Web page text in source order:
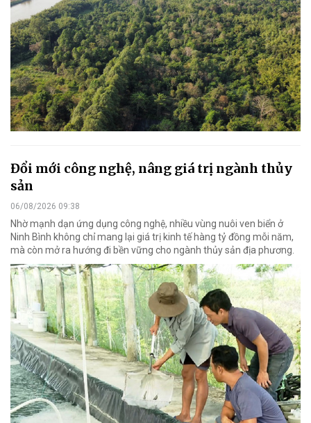
Đổi mới công nghệ, nâng giá trị ngành thủy
sản
06/08/2026 09:38
Nhờ mạnh dạn ứng dụng công nghệ, nhiều vùng nuôi ven biển ở
Ninh Bình không chỉ mang lại giá trị kinh tế hàng tỷ đồng mỗi năm,
mà còn mở ra hướng đi bền vững cho ngành thủy sản địa phương.